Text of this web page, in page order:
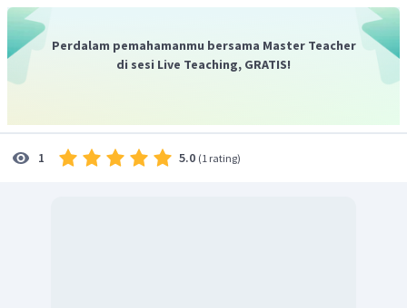
adalah 0,61 atm dan tekanan osmotik untuk larutan
Perdalam pemahamanmu bersama Master Teacher
di sesi Live Teaching, GRATIS!
1 5.0 (1 rating)